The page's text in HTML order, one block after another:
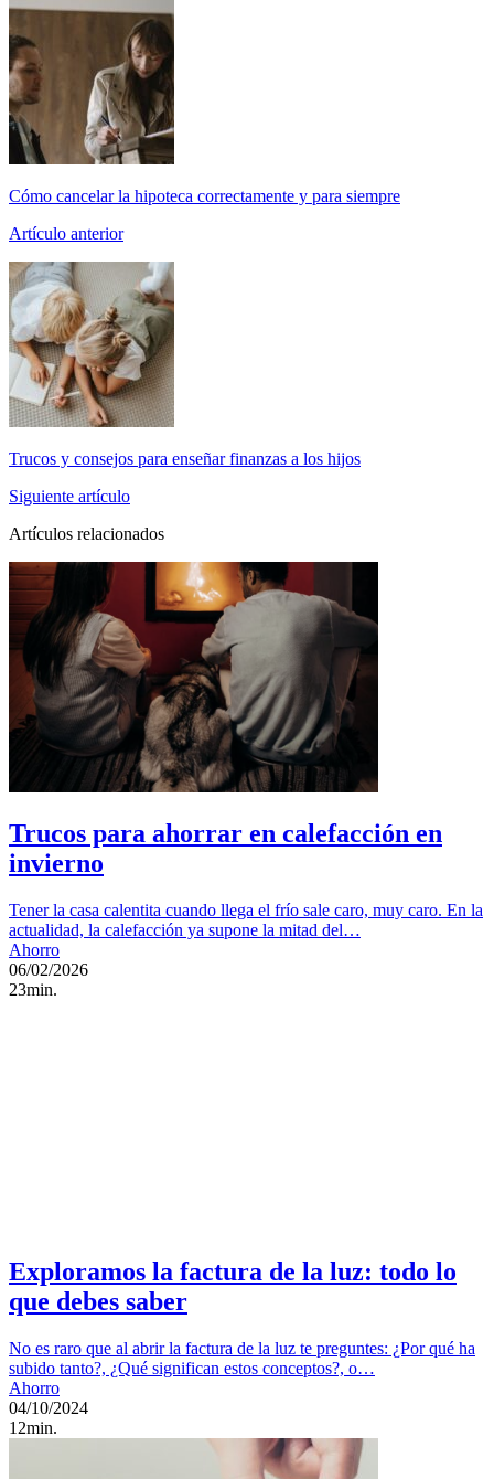
Cómo cancelar la hipoteca correctamente y para siempre
Artículo anterior
Trucos y consejos para enseñar finanzas a los hijos
Siguiente artículo
Artículos relacionados
Trucos para ahorrar en calefacción en
invierno
Tener la casa calentita cuando llega el frío sale caro, muy caro. En la
actualidad, la calefacción ya supone la mitad del…
Ahorro
06/02/2026
23min.
Exploramos la factura de la luz: todo lo
que debes saber
No es raro que al abrir la factura de la luz te preguntes: ¿Por qué ha
subido tanto?, ¿Qué significan estos conceptos?, o…
Ahorro
04/10/2024
12min.